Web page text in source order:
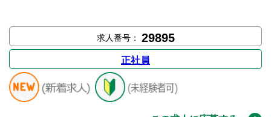
求人番号： 29895
正社員